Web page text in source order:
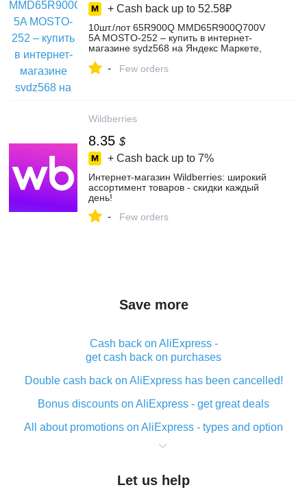
+ Cash back up to 52.58₽
10шт./лот 65R900Q MMD65R900Q700V
5A MOSTO-252 – купить в интернет-
магазине sydz568 на Яндекс Маркете,
- Few orders
Wildberries
8.35 $
+ Cash back up to 7%
Интернет‑магазин Wildberries: широкий
ассортимент товаров - скидки каждый
день!
- Few orders
Save more
Cash back on AliExpress -
get cash back on purchases
Double cash back on AliExpress has been cancelled!
Bonus discounts on AliExpress - get great deals
All about promotions on AliExpress - types and option
What is cash back when making purchases on
The best place to download cash back for AliExpress
Let us help